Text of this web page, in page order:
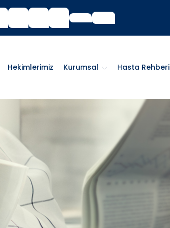
Hekimlerimiz Kurumsal Hasta Rehberi